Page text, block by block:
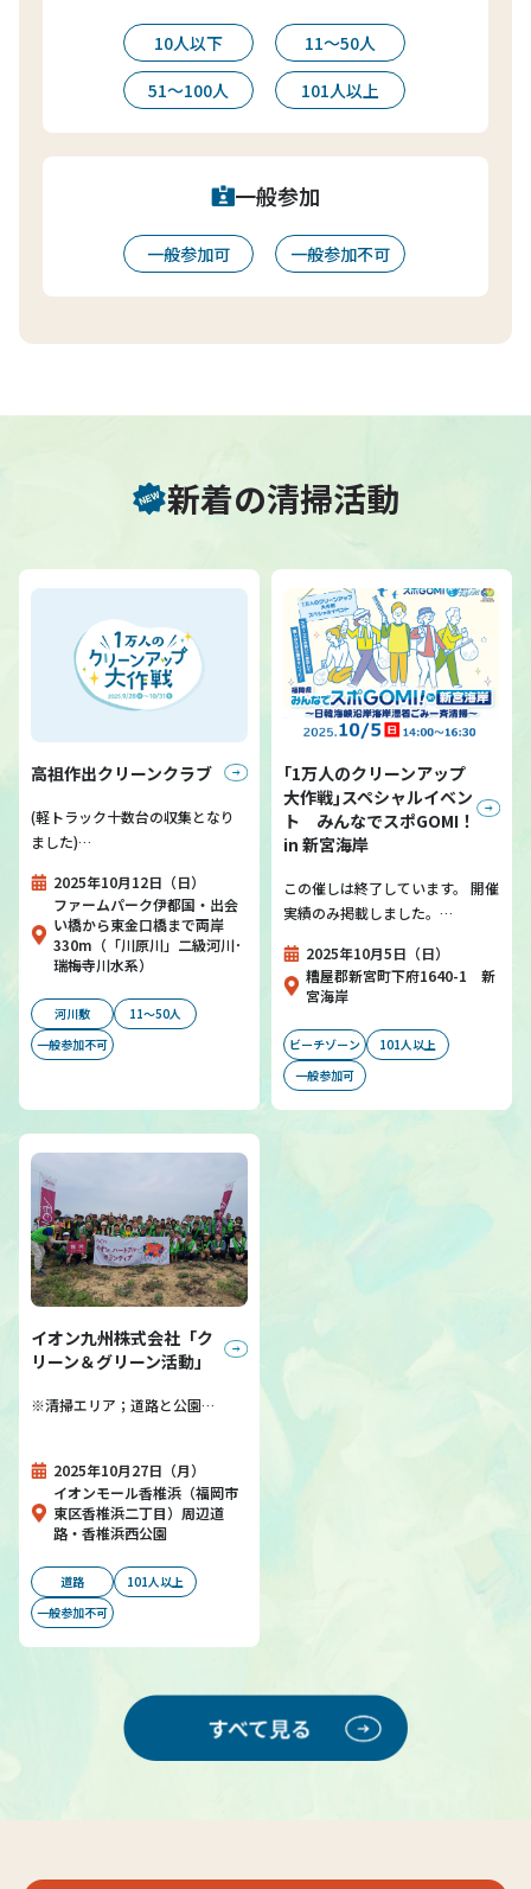
10人以下
11〜50人
51〜100人
101人以上
一般参加
一般参加可 一般参加不可
新着の清掃活動
高祖作出クリーンクラブ
(軽トラック十数台の収集となり
ました)…
2025年10月12日（日）
ファームパーク伊都国・出会
い橋から東金口橋まで両岸
330m（「川原川」二級河川･
瑞梅寺川水系）
河川敷
11～50人
一般参加不可
｢1万人のクリーンアップ
大作戦｣スペシャルイベン
ト みんなでスポGOMI！
in 新宮海岸
この催しは終了しています。 開催
実績のみ掲載しました。…
2025年10月5日（日）
糟屋郡新宮町下府1640-1 新
宮海岸
ビーチゾーン
101人以上
一般参加可
イオン九州株式会社「ク
リーン＆グリーン活動」
※清掃エリア；道路と公園…
2025年10月27日（月）
イオンモール香椎浜（福岡市
東区香椎浜二丁目）周辺道
路・香椎浜西公園
道路
101人以上
一般参加不可